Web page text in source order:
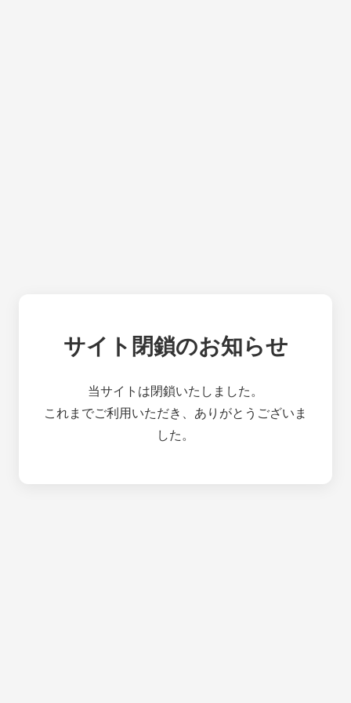
サイト閉鎖のお知らせ
当サイトは閉鎖いたしました。
これまでご利用いただき、ありがとうございま
した。